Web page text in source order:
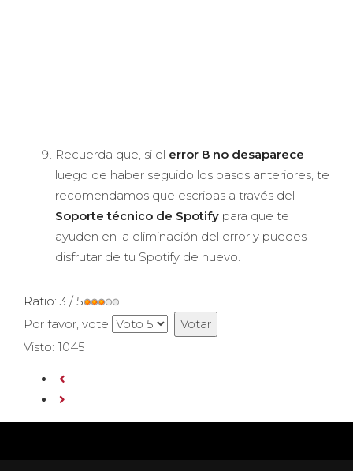
Recuerda que, si el error 8 no desaparece
luego de haber seguido los pasos anteriores, te
recomendamos que escribas a través del
Soporte técnico de Spotify para que te
ayuden en la eliminación del error y puedes
disfrutar de tu Spotify de nuevo.
Ratio: 3 / 5
Por favor, vote
Visto: 1045